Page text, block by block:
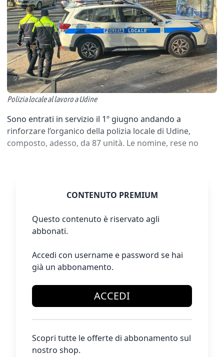
Polizia locale al lavoro a Udine
Sono entrati in servizio il 1º giugno andando a
rinforzare l’organico della polizia locale di Udine,
composto, adesso, da 87 unità. Le nomine, rese no
CONTENUTO PREMIUM
Questo contenuto è riservato agli
abbonati.
Accedi con username e password se hai
già un abbonamento.
ACCEDI
Scopri tutte le offerte di abbonamento sul
nostro shop.